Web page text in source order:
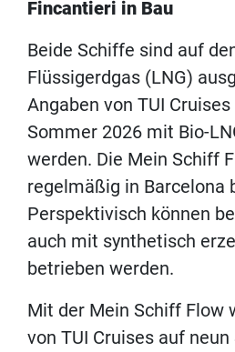
Fincantieri in Bau
Beide Schiffe sind auf
Flüssigerdgas (LNG)
Angaben von TUI
Sommer 2026 mit Bio-
werden. Die Mein Schiff
regelmäßig in Barcelona
Perspektivisch können
auch mit synthetisch
betrieben werden.
Mit der Mein Schiff Flow
von TUI Cruises auf